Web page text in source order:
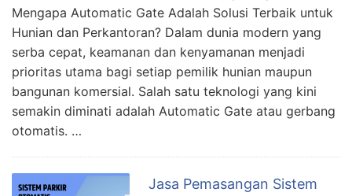
Mengapa Automatic Gate Adalah Solusi Terbaik untuk
Hunian dan Perkantoran? Dalam dunia modern yang
serba cepat, keamanan dan kenyamanan menjadi
prioritas utama bagi setiap pemilik hunian maupun
bangunan komersial. Salah satu teknologi yang kini
semakin diminati adalah Automatic Gate atau gerbang
otomatis. …
Jasa Pemasangan Sistem